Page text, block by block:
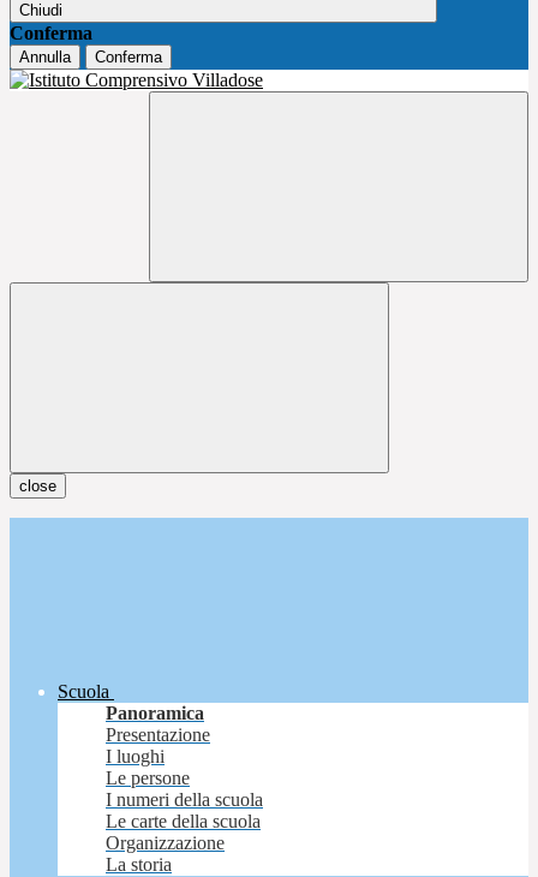
Chiudi
Conferma
Annulla Conferma
close
Scuola
Panoramica
Presentazione
I luoghi
Le persone
I numeri della scuola
Le carte della scuola
Organizzazione
La storia